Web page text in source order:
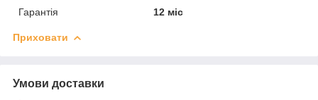
Гарантія
12 міс
Приховати
Умови доставки